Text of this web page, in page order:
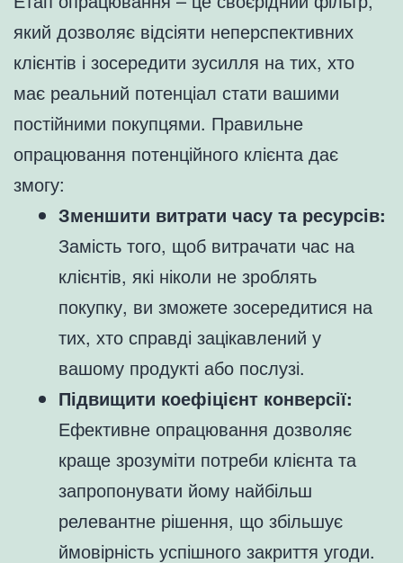
який дозволяє відсіяти неперспективних
клієнтів і зосередити зусилля на тих, хто
має реальний потенціал стати вашими
постійними покупцями. Правильне
опрацювання потенційного клієнта дає
змогу:
Зменшити витрати часу та ресурсів:
Замість того, щоб витрачати час на
клієнтів, які ніколи не зроблять
покупку, ви зможете зосередитися на
тих, хто справді зацікавлений у
вашому продукті або послузі.
Підвищити коефіцієнт конверсії:
Ефективне опрацювання дозволяє
краще зрозуміти потреби клієнта та
запропонувати йому найбільш
релевантне рішення, що збільшує
ймовірність успішного закриття угоди.